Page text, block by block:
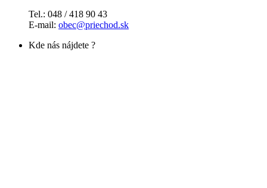
Tel.: 048 / 418 90 43
E-mail: obec@priechod.sk
Kde nás nájdete ?